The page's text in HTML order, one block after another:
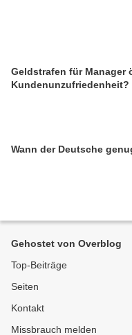
Geldstrafen für Manager
Kundenunzufriedenheit?
Wann der Deutsche
Gehostet von Overblog
Top-Beiträge
Seiten
Kontakt
Missbrauch melden